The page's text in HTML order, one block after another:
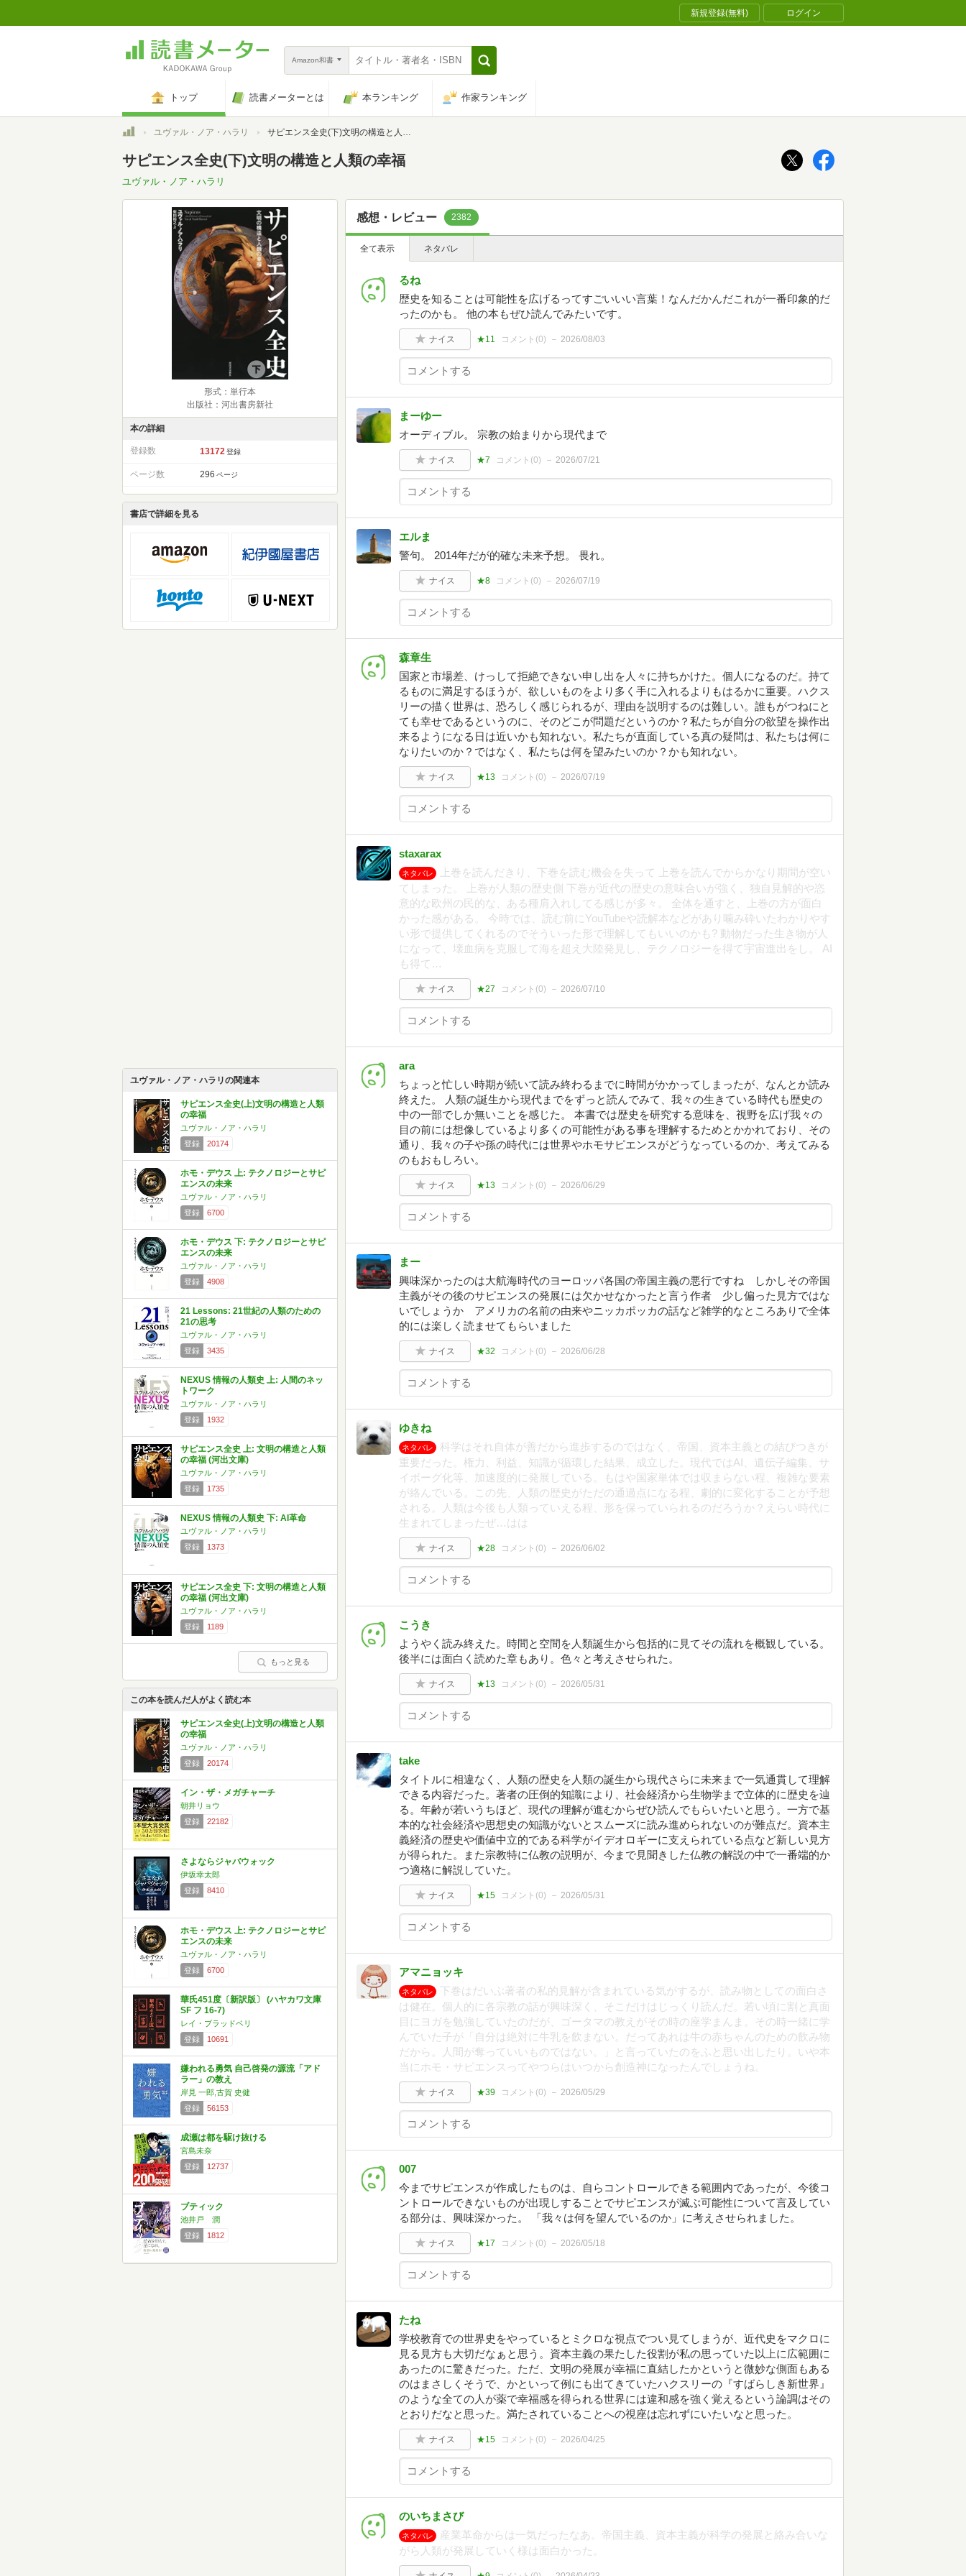
新規登録(無料) ログイン
Amazon和書
トップ 読書メーターとは 本ランキング 作家ランキング
トップユヴァル・ノア・ハラリ サピエンス全史(下)文明の構造と人類の幸福
サピエンス全史(下)文明の構造と人類の幸福
ユヴァル・ノア・ハラリ
形式：単行本
出版社：河出書房新社
本の詳細
登録数 13172 登録
ページ数 296 ページ
書店で詳細を見る
ユヴァル・ノア・ハラリの関連本
サピエンス全史(上)文明の構造と人類
の幸福
ユヴァル・ノア・ハラリ
登録
20174
ホモ・デウス 上: テクノロジーとサピ
エンスの未来
ユヴァル・ノア・ハラリ
登録
6700
ホモ・デウス 下: テクノロジーとサピ
エンスの未来
ユヴァル・ノア・ハラリ
登録
4908
21 Lessons: 21世紀の人類のための
21の思考
ユヴァル・ノア・ハラリ
登録
3435
NEXUS 情報の人類史 上: 人間のネッ
トワーク
ユヴァル・ノア・ハラリ
登録
1932
サピエンス全史 上: 文明の構造と人類
の幸福 (河出文庫)
ユヴァル・ノア・ハラリ
登録
1735
NEXUS 情報の人類史 下: AI革命
ユヴァル・ノア・ハラリ
登録
1373
サピエンス全史 下: 文明の構造と人類
の幸福 (河出文庫)
ユヴァル・ノア・ハラリ
登録
1189
もっと見る
この本を読んだ人がよく読む本
サピエンス全史(上)文明の構造と人類
の幸福
ユヴァル・ノア・ハラリ
登録
20174
イン・ザ・メガチャーチ
朝井リョウ
登録
22182
さよならジャバウォック
伊坂幸太郎
登録
8410
ホモ・デウス 上: テクノロジーとサピ
エンスの未来
ユヴァル・ノア・ハラリ
登録
6700
華氏451度〔新訳版〕 (ハヤカワ文庫
SF フ 16-7)
レイ・ブラッドベリ
登録
10691
嫌われる勇気 自己啓発の源流「アド
ラー」の教え
岸見 一郎,古賀 史健
登録
56153
成瀬は都を駆け抜ける
宮島未奈
登録
12737
ブティック
池井戸 潤
登録
1812
感想・レビュー 2382
全て表示 ネタバレ
るね
歴史を知ることは可能性を広げるってすごいいい言葉！なんだかんだこれが一番印象的だ
ったのかも。 他の本もぜひ読んでみたいです。
ナイス ★11 コメント(0) 2026/08/03
まーゆー
オーディブル。 宗教の始まりから現代まで
ナイス ★7 コメント(0) 2026/07/21
エルま
警句。 2014年だが的確な未来予想。 畏れ。
ナイス ★8 コメント(0) 2026/07/19
森章生
国家と市場差、けっして拒絶できない申し出を人々に持ちかけた。個人になるのだ。持て
るものに満足するほうが、欲しいものをより多く手に入れるよりもはるかに重要。ハクス
リーの描く世界は、恐ろしく感じられるが、理由を説明するのは難しい。誰もがつねにと
ても幸せであるというのに、そのどこが問題だというのか？私たちが自分の欲望を操作出
来るようになる日は近いかも知れない。私たちが直面している真の疑問は、私たちは何に
なりたいのか？ではなく、私たちは何を望みたいのか？かも知れない。
ナイス ★13 コメント(0) 2026/07/19
staxarax
ネタバレ
上巻を読んだきり、下巻を読む機会を失って 上巻を読んでからかなり期間が空い
てしまった。 上巻が人類の歴史側 下巻が近代の歴史の意味合いが強く、独自見解的や恣
意的な欧州の民的な、ある種肩入れしてる感じが多々。 全体を通すと、上巻の方が面白
かった感がある。 今時では、読む前にYouTubeや読解本などがあり噛み砕いたわかりやす
い形で提供してくれるのでそういった形で理解してもいいのかも? 動物だった生き物が人
になって、壊血病を克服して海を超え大陸発見し、テクノロジーを得て宇宙進出をし。 AI
も得て…
ナイス ★27 コメント(0) 2026/07/10
ara
ちょっと忙しい時期が続いて読み終わるまでに時間がかかってしまったが、なんとか読み
終えた。 人類の誕生から現代までをずっと読んでみて、我々の生きている時代も歴史の
中の一部でしか無いことを感じた。 本書では歴史を研究する意味を、視野を広げ我々の
目の前には想像しているより多くの可能性がある事を理解するためとかかれており、その
通り、我々の子や孫の時代には世界やホモサピエンスがどうなっているのか、考えてみる
のもおもしろい。
ナイス ★13 コメント(0) 2026/06/29
まー
興味深かったのは大航海時代のヨーロッパ各国の帝国主義の悪行ですね しかしその帝国
主義がその後のサピエンスの発展には欠かせなかったと言う作者 少し偏った見方ではな
いでしょうか アメリカの名前の由来やニッカポッカの話など雑学的なところありで全体
的には楽しく読ませてもらいました
ナイス ★32 コメント(0) 2026/06/28
ゆきね
ネタバレ
科学はそれ自体が善だから進歩するのではなく、帝国、資本主義との結びつきが
重要だった。権力、利益、知識が循環した結果、成立した。現代ではAI、遺伝子編集、サ
イボーグ化等、加速度的に発展している。もはや国家単体では収まらない程、複雑な要素
が絡んでいる。この先、人類の歴史がただの通過点になる程、劇的に変化することが予想
される。人類は今後も人類っていえる程、形を保っていられるのだろうか？えらい時代に
生まれてしまったぜ…はは
ナイス ★28 コメント(0) 2026/06/02
こうき
ようやく読み終えた。時間と空間を人類誕生から包括的に見てその流れを概観している。
後半には面白く読めた章もあり。色々と考えさせられた。
ナイス ★13 コメント(0) 2026/05/31
take
タイトルに相違なく、人類の歴史を人類の誕生から現代さらに未来まで一気通貫して理解
できる内容だった。著者の圧倒的知識により、社会経済から生物学まで立体的に歴史を辿
る。年齢が若いうちほど、現代の理解が進むからぜひ読んでもらいたいと思う。一方で基
本的な社会経済や思想史の知識がないとスムーズに読み進められないのが難点だ。資本主
義経済の歴史や価値中立的である科学がイデオロギーに支えられている点など新しい見方
が得られた。また宗教特に仏教の説明が、今まで見聞きした仏教の解説の中で一番端的か
つ適格に解説していた。
ナイス ★15 コメント(0) 2026/05/31
アマニョッキ
ネタバレ
下巻はだいぶ著者の私的見解が含まれている気がするが、読み物としての面白さ
は健在。個人的に各宗教の話が興味深く、そこだけはじっくり読んだ。若い頃に割と真面
目にヨガを勉強していたのだが、ゴータマの教えがその時の座学まんま。その時一緒に学
んでいた子が「自分は絶対に牛乳を飲まない。だってあれは牛の赤ちゃんのための飲み物
だから。人間が奪っていいものではない。」と言っていたのをふと思い出したり。いや本
当にホモ・サピエンスってやつらはいつから創造神になったんでしょうね。
ナイス ★39 コメント(0) 2026/05/29
007
今までサピエンスが作成したものは、自らコントロールできる範囲内であったが、今後コ
ントロールできないものが出現しすることでサピエンスが滅ぶ可能性について言及してい
る部分は、興味深かった。 「我々は何を望んでいるのか」に考えさせられました。
ナイス ★17 コメント(0) 2026/05/18
たね
学校教育での世界史をやっているとミクロな視点でつい見てしまうが、近代史をマクロに
見る見方も大切だなぁと思う。資本主義の果たした役割が私の思っていた以上に広範囲に
あったのに驚きだった。ただ、文明の発展が幸福に直結したかというと微妙な側面もある
のはまさしくそうで、かといって例にも出てきていたハクスリーの『すばらしき新世界』
のような全ての人が薬で幸福感を得られる世界には違和感を強く覚えるという論調はその
とおりだなと思った。満たされていることへの視座は忘れずにいたいなと思った。
ナイス ★15 コメント(0) 2026/04/25
のいちまさび
ネタバレ
産業革命からは一気だったなあ。帝国主義、資本主義が科学の発展と絡み合いな
がら人類が発展していく様は面白かった。